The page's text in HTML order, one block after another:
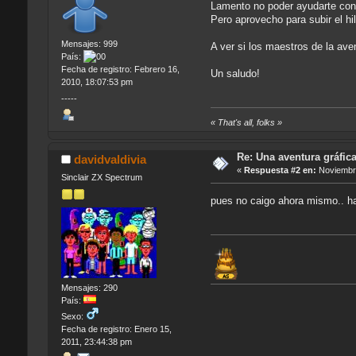
Mensajes: 999
País:
Fecha de registro: Febrero 16,
2010, 18:07:53 pm
-----
Lamento no poder ayudarte
Pero aprovecho para subir el
A ver si los maestros de la
Un saludo!
« That's all, folks »
davidvaldivia
Sinclair ZX Spectrum
Mensajes: 290
País:
Sexo:
Fecha de registro: Enero 15,
2011, 23:44:38 pm
Re: Una aventura
« Respuesta #2 en:
pues no caigo ahora mismo..